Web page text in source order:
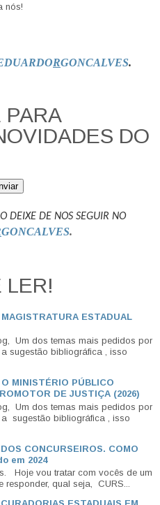
nós!
RGONCALVES.
PARA
DO
DEIXE DE NOS SEGUIR NO
GONCALVES.
LER!
ESTADUAL
Um dos temas mais pedidos por
sugestão bibliográfica , isso
MINISTÉRIO PÚBLICO
DE JUSTIÇA (2026)
Um dos temas mais pedidos por
sugestão bibliográfica , isso
CONCURSEIROS. COMO
em 2024
Hoje vou tratar com vocês de um
responder, qual seja, CURS...